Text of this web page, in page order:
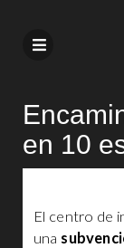
en 10
El centro de
una